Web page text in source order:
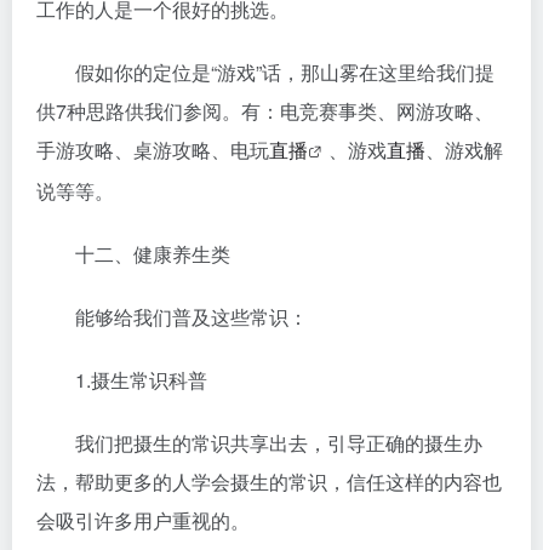
工作的人是一个很好的挑选。
假如你的定位是“游戏”话，那山雾在这里给我们提
供7种思路供我们参阅。有：电竞赛事类、网游攻略、
手游攻略、桌游攻略、电玩直播 、游戏直播、游戏解
说等等。
十二、健康养生类
能够给我们普及这些常识：
1.摄生常识科普
我们把摄生的常识共享出去，引导正确的摄生办
法，帮助更多的人学会摄生的常识，信任这样的内容也
会吸引许多用户重视的。